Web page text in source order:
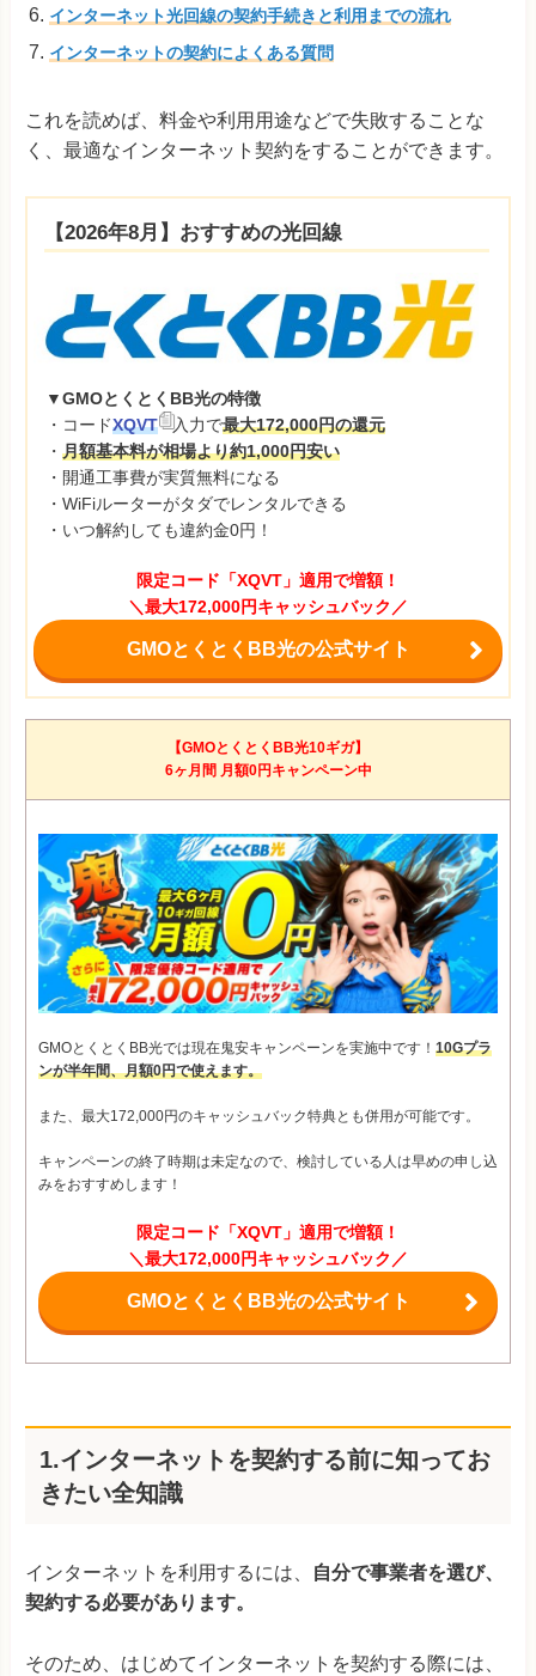
インターネット光回線の契約手続きと利用までの流れ
インターネットの契約によくある質問
これを読めば、料金や利用用途などで失敗することな
く、最適なインターネット契約をすることができます。
【2026年8月】おすすめの光回線
▼GMOとくとくBB光の特徴
・コードXQVT 入力で最大172,000円の還元
・ 月額基本料が相場より約1,000円安い
・開通工事費が実質無料になる
・WiFiルーターがタダでレンタルできる
・いつ解約しても違約金0円！
限定コード「XQVT」適用で増額！
＼最大172,000円キャッシュバック／
GMOとくとくBB光の公式サイト
【GMOとくとくBB光10ギガ】
6ヶ月間 月額0円キャンペーン中
GMOとくとくBB光では現在鬼安キャンペーンを実施中です！ 10Gプラ
ンが半年間、月額0円で使えます。
また、最大172,000円のキャッシュバック特典とも併用が可能です。
キャンペーンの終了時期は未定なので、検討している人は早めの申し込
みをおすすめします！
限定コード「XQVT」適用で増額！
＼最大172,000円キャッシュバック／
GMOとくとくBB光の公式サイト
1.インターネットを契約する前に知ってお
きたい全知識
インターネットを利用するには、
自分で事業者を選び、
契約する必要があります。
そのため、はじめてインターネットを契約する際には、